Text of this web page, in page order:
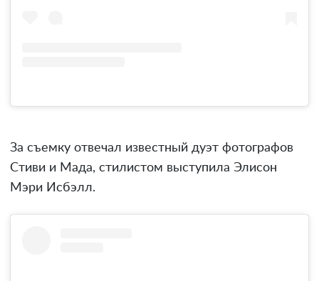
За съемку отвечал известный дуэт фотографов
Стиви и Мада, стилистом выступила Элисон
Мэри Исбэлл.